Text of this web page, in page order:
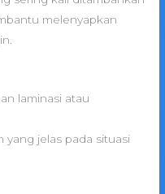
melenyapkan
laminasi atau
jelas pada situasi